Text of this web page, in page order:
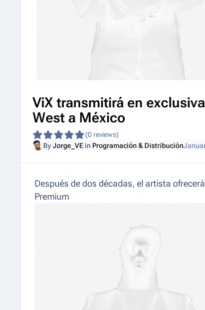
ViX transmitirá en
West a México
(0 reviews)
ByJorge_VEin Programación & Distribución
Después de dos décadas, el artista
Premium